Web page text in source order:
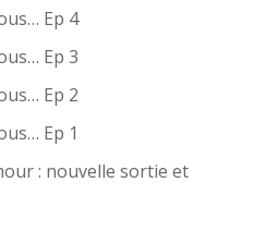
Ep 4
Ep 3
Ep 2
Ep 1
: nouvelle sortie et